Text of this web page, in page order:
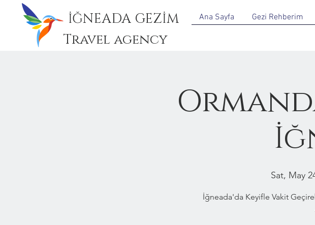
İĞNEADA GEZİM
Travel agency
Ana Sayfa Gezi Rehberim
Sat, May
İğneada'da Keyifle Vakit